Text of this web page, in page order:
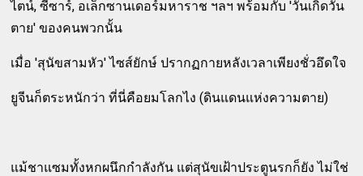
ไตน์, ซีซาร์, อเล็กซานเดอร์มหาราช ฯลฯ พร้อมกับ 'วันเกิดวัน
ตาย' ของคนพวกนั้น
เมื่อ 'สุนัขสามหัว' ไซส์ยักษ์ ปรากฏกายหลังเวลาเพียงชั่วอึดใจ
ยูจีนก็ตระหนักว่า ที่นี่คือยมโลกไง (ดินแดนแห่งความตาย)
แม้ชาแซมทั้งหกผนึกกำลังกัน แต่สุนัขเฝ้าประตูนรกก็ยัง ไม่ใช่